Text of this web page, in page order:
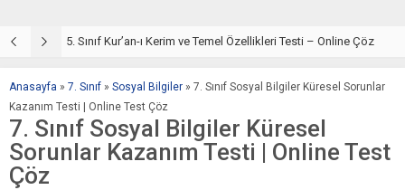
5. Sınıf Kur’an-ı Kerim ve Temel Özellikleri Testi – Online Çöz
Anasayfa » 7. Sınıf » Sosyal Bilgiler » 7. Sınıf Sosyal Bilgiler Küresel Sorunlar
Kazanım Testi | Online Test Çöz
7. Sınıf Sosyal Bilgiler Küresel
Sorunlar Kazanım Testi | Online Test
Çöz